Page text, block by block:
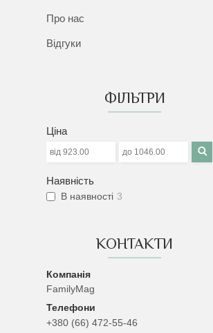
Про нас
Відгуки
ФІЛЬТРИ
Ціна
Наявність
В наявності 3
КОНТАКТИ
FamilyMag
+380 (66) 472-55-46